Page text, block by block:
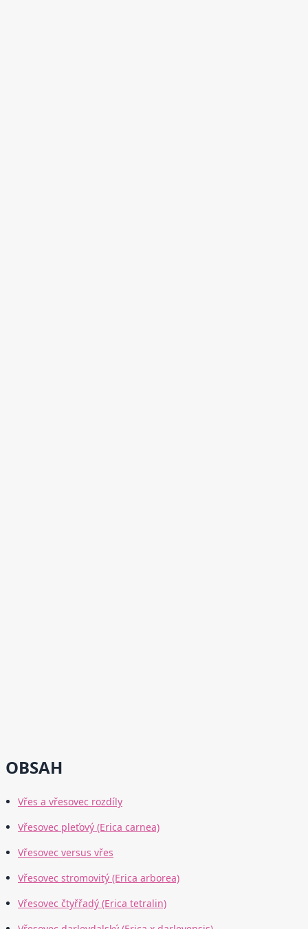
OBSAH
Vřes a vřesovec rozdíly
Vřesovec pleťový (Erica carnea)
Vřesovec versus vřes
Vřesovec stromovitý (Erica arborea)
Vřesovec čtyřřadý (Erica tetralin)